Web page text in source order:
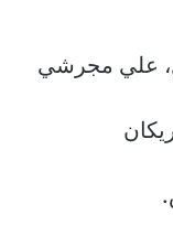
علي مجرشي